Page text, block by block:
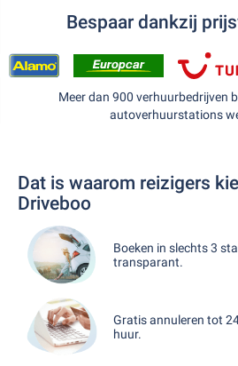
Bespaar dankzij
Meer dan 900 verhuurbedrijven
autoverhuurstations
Dat is waarom reizigers
Driveboo
Boeken in slechts 3
transparant.
Gratis annuleren tot
huur.